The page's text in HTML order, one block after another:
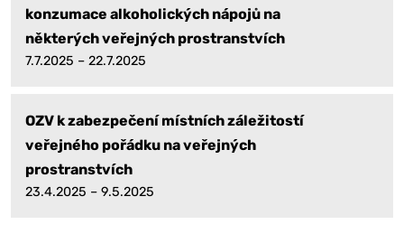
konzumace alkoholických nápojů na
některých veřejných prostranstvích
7.7.2025 – 22.7.2025
OZV k zabezpečení místních záležitostí
veřejného pořádku na veřejných
prostranstvích
23.4.2025 – 9.5.2025